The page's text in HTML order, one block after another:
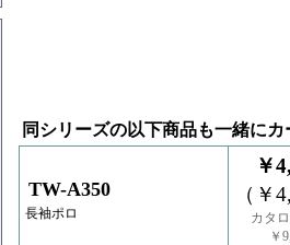
同シリーズの以下商品も一緒に
TW-A350
長袖ポロ
￥
（￥
カタ
￥